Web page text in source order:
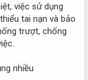
việc sử dụng
tai nạn và bảo
trượt, chống